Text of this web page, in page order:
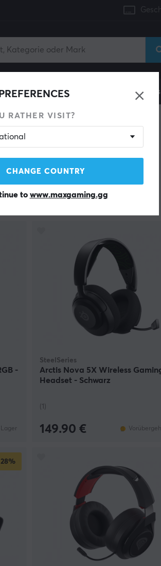
Stühle Handyzubehör
RATHER VISIT?
CHANGE COUNTRY
to www.maxgaming.gg
-
SteelSeries
Arctis Nova 5X Wireless
Headset - Schwarz
(1)
149.90 €
28%